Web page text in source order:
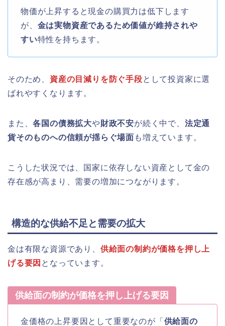
物価が上昇すると現金の購買力は低下します
が、 金は実物資産であるため価値が維持されや
すい特性を持ちます。
そのため、 資産の目減りを防ぐ手段として投資家に選
ばれやすくなります。
また、各国の債務拡大や財政不安が続く中で、 法定通
貨そのものへの信頼が揺らぐ場面 も増えています。
こうした状況では、国家に依存しない資産として金の
存在感が高まり、需要の増加につながります。
構造的な供給不足と需要の拡大
金は有限な資源であり、 供給面の制約が価格を押し上
げる要因 となっています。
供給面の制約が価格を押し上げる要因
金価格の上昇要因として重要なのが「 供給面の